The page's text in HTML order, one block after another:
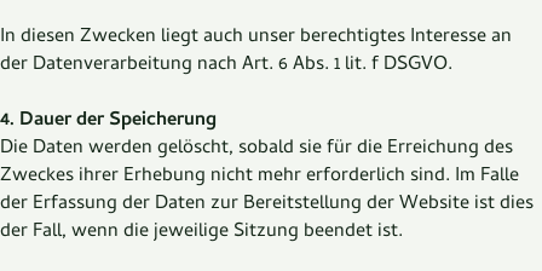
In diesen Zwecken liegt auch unser berechtigtes Interesse an
der Datenverarbeitung nach Art. 6 Abs. 1 lit. f DSGVO.
4. Dauer der Speicherung
Die Daten werden gelöscht, sobald sie für die Erreichung des
Zweckes ihrer Erhebung nicht mehr erforderlich sind. Im Falle
der Erfassung der Daten zur Bereitstellung der Website ist dies
der Fall, wenn die jeweilige Sitzung beendet ist.